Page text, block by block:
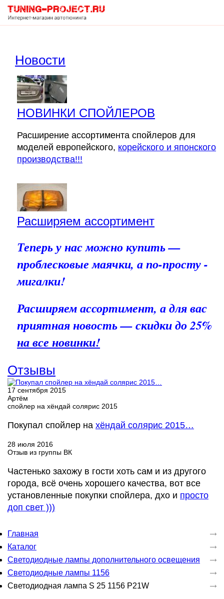
Корзина
пуста
Новости
НОВИНКИ СПОЙЛЕРОВ
Расширение ассортимента спойлеров для
моделей европейского, корейского и японского
производства!!!
Расширяем ассортимент
Теперь у нас можно купить —
проблесковые маячки, а по-просту -
мигалки!
Расширяем ассортимент, а для вас
приятная новость — скидки до 25%
на все новинки!
Отзывы
17 сентября 2015
Артём
спойлер на хёндай солярис 2015
Покупал спойлер на хёндай солярис 2015…
28 июля 2016
Отзыв из группы ВК
Частенько захожу в гости хоть сам и из другого
города, всё очень хорошего качества, вот все
установленные покупки спойлера, дхо и просто
доп свет )))
Главная
Каталог
Светодиодные лампы дополнительного освещения
Светодиодные лампы 1156
Светодиодная лампа S 25 1156 P21W